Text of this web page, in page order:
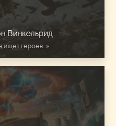
Винкельрид
героев...»